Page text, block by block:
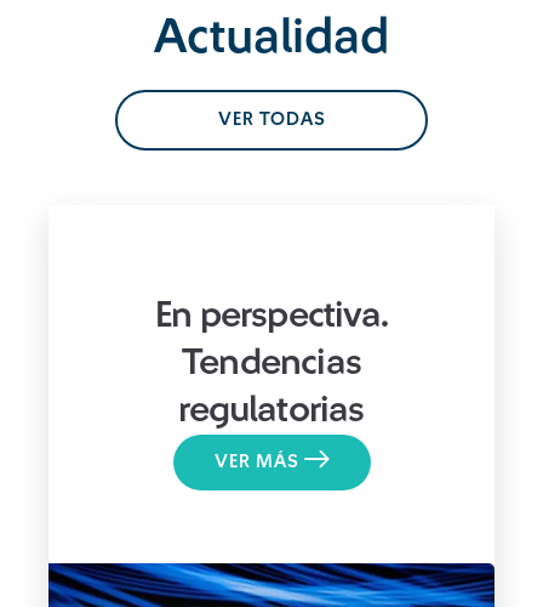
Actualidad
VER TODAS
En perspectiva.
Tendencias
regulatorias
VER MÁS